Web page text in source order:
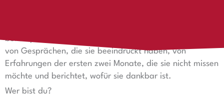
bei steps for children, aber auch in Namibia. Sie erzählt
von Gesprächen, die sie beeindruckt haben, von
Erfahrungen der ersten zwei Monate, die sie nicht missen
möchte und berichtet, wofür sie dankbar ist.
Wer bist du?